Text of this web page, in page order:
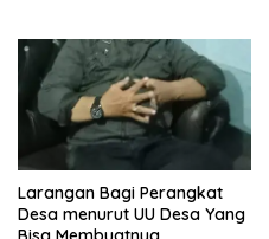
Larangan Bagi Perangkat
Desa menurut UU Desa Yang